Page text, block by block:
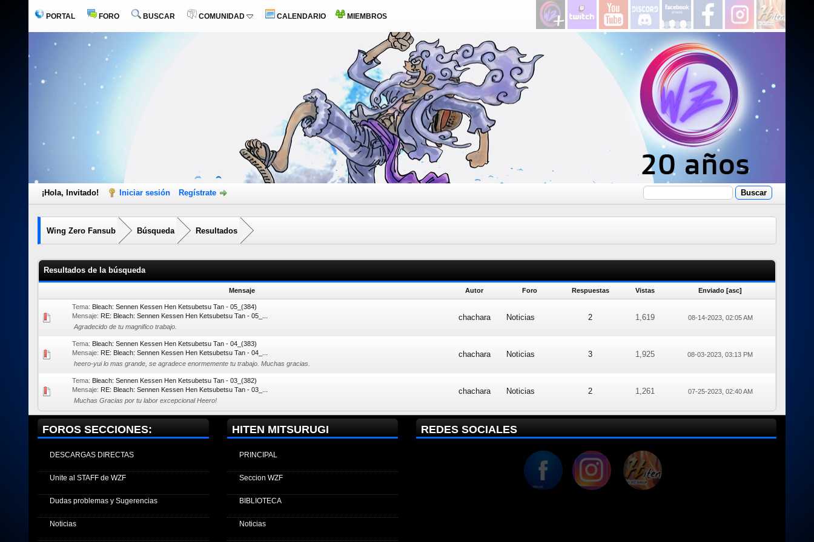
PORTAL FORO BUSCAR COMUNIDAD CALENDARIO MIEMBROS
¡Hola, Invitado! Iniciar sesión Regístrate
Wing Zero Fansub Búsqueda Resultados
Resultados de la búsqueda
Mensaje Autor Foro Respuestas Vistas Enviado [asc]
Tema: Bleach: Sennen Kessen Hen Ketsubetsu Tan - 05_(384)
Mensaje: RE: Bleach: Sennen Kessen Hen Ketsubetsu Tan - 05_...
Agradecido de tu magnifico trabajo.
chachara Noticias 2 1,619 08-14-2023, 02:05 AM
Tema: Bleach: Sennen Kessen Hen Ketsubetsu Tan - 04_(383)
Mensaje: RE: Bleach: Sennen Kessen Hen Ketsubetsu Tan - 04_...
heero-yui lo mas grande, se agradece enormemente tu trabajo. Muchas gracias.
chachara Noticias 3 1,925 08-03-2023, 03:13 PM
Tema: Bleach: Sennen Kessen Hen Ketsubetsu Tan - 03_(382)
Mensaje: RE: Bleach: Sennen Kessen Hen Ketsubetsu Tan - 03_...
Muchas Gracias por tu labor excepcional Heero!
chachara Noticias 2 1,261 07-25-2023, 02:40 AM
FOROS SECCIONES:
DESCARGAS DIRECTAS
Unite al STAFF de WZF
Dudas problemas y Sugerencias
Noticias
HITEN MITSURUGI
PRINCIPAL
Seccion WZF
BIBLIOTECA
Noticias
REDES SOCIALES